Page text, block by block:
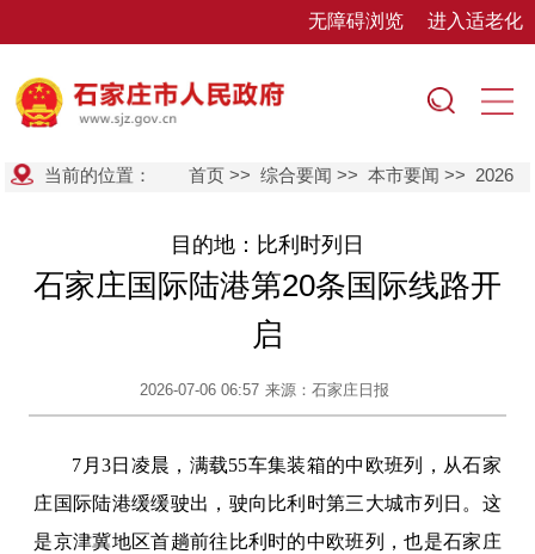
无障碍浏览 进入适老化
当前的位置： 首页 >>综合要闻 >>本市要闻 >> 2026
目的地：比利时列日
石家庄国际陆港第20条国际线路开
启
2026-07-06 06:57 来源：石家庄日报
7月3日凌晨，满载55车集装箱的中欧班列，从石家
庄国际陆港缓缓驶出，驶向比利时第三大城市列日。这
是京津冀地区首趟前往比利时的中欧班列，也是石家庄